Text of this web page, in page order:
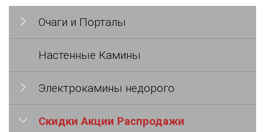
Очаги и Порталы
Настенные Камины
Электрокамины недорого
Скидки Акции Распродажи